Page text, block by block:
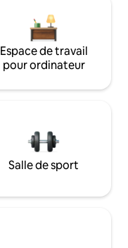
Espace de travail
pour ordinateur
Salle de sport